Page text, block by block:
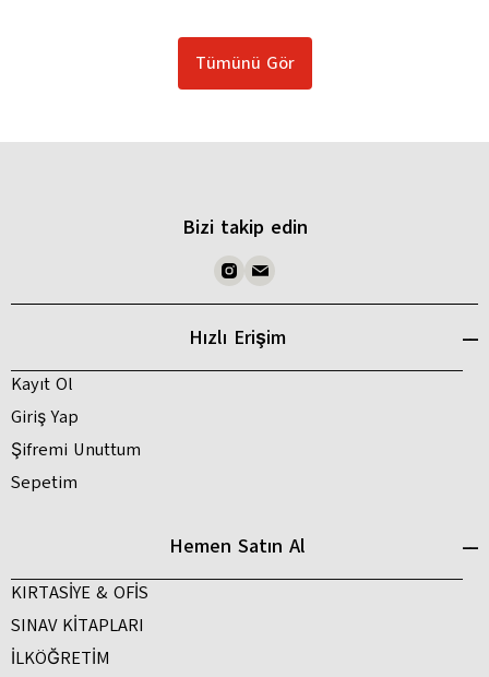
Tümünü Gör
Bizi takip edin
Hızlı Erişim
Kayıt Ol
Giriş Yap
Şifremi Unuttum
Sepetim
Hemen Satın Al
KIRTASİYE & OFİS
SINAV KİTAPLARI
İLKÖĞRETİM